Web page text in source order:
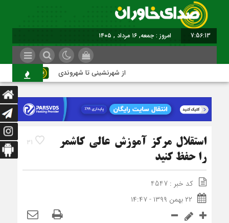
7:56:14 امروز : جمعه, ۱۶ مرداد , ۱۴۰۵
از شهرنشینی تا شهروندی
31
استقلال مرکز آموزش عالی کاشمر
را حفظ کنید
کد خبر : 4547
۲۲ بهمن ۱۳۹۹ - ۱۴:۴۷